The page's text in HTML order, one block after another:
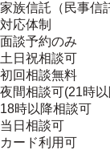
家族信託（民事信
対応体制
面談予約のみ
土日祝相談可
初回相談無料
夜間相談可(21時
18時以降相談可
当日相談可
カード利用可